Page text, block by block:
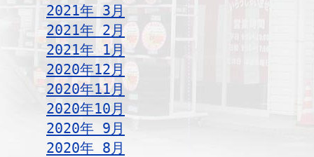
2021年 3月
2021年 2月
2021年 1月
2020年12月
2020年11月
2020年10月
2020年 9月
2020年 8月